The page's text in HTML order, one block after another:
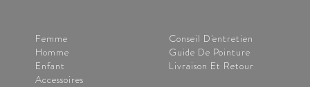
Femme
Homme
Enfant
Accessoires
Conseil D'entretien
Guide De Pointure
Livraison Et Retour